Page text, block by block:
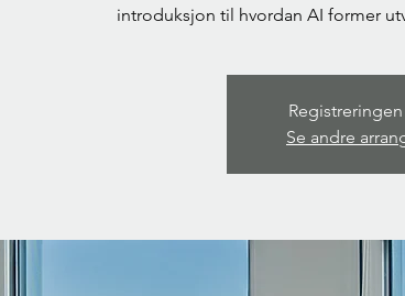
introduksjon til hvordan AI former
Se andre